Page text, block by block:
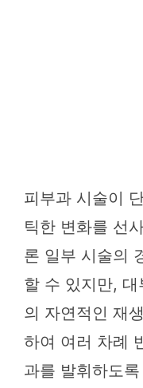
피부과 시술이
틱한 변화를 선
론 일부 시술의
할 수 있지만,
의 자연적인 재
하여 여러 차례
과를 발휘하도